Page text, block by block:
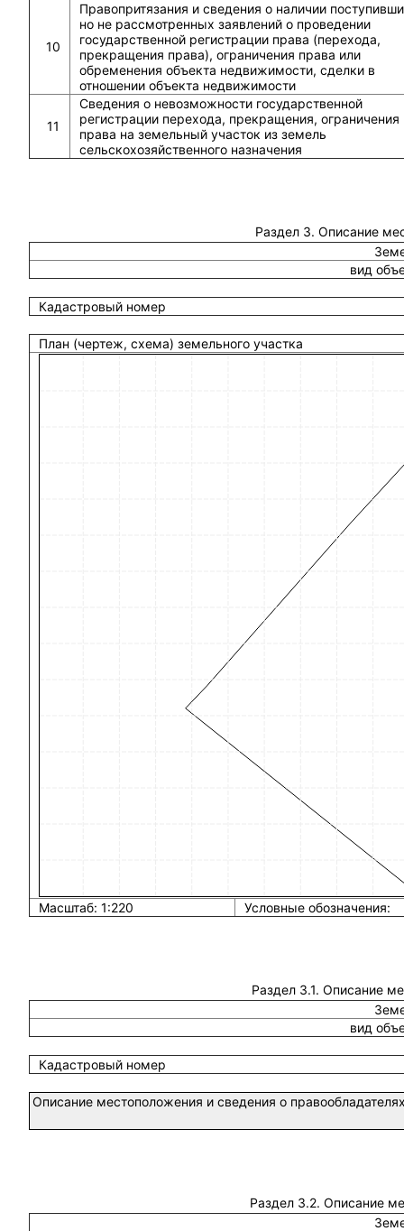
10
Правопритязания и сведения о наличии
но не рассмотренных заявлений о проведении
государственной регистрации права (перехода,
прекращения права), ограничения права или
обременения объекта недвижимости, сделки в
отношении объекта недвижимости
11
Сведения о невозможности государственной
регистрации перехода, прекращения, ограничения
права на земельный участок из земель
сельскохозяйственного назначения
Раздел 3. Описание
вид
Кадастровый номер
План (чертеж, схема) земельного участка
Масштаб: 1:220 Условные обозначения:
Раздел 3.1. Описание
вид
Кадастровый номер
Описание местоположения и сведения о
Раздел 3.2. Описание